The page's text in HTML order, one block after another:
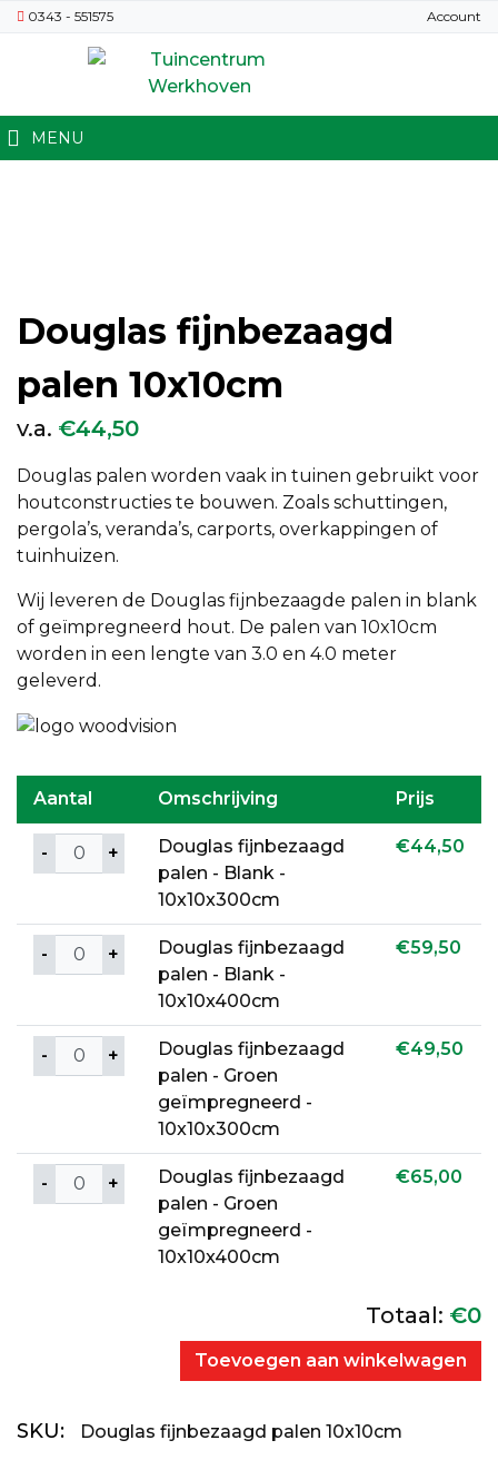
0343 - 551575 Account
MENU
Douglas fijnbezaagd
palen 10x10cm
v.a. €44,50
Douglas palen worden vaak in tuinen gebruikt voor
houtconstructies te bouwen. Zoals schuttingen,
pergola’s, veranda’s, carports, overkappingen of
tuinhuizen.
Wij leveren de Douglas fijnbezaagde palen in blank
of geïmpregneerd hout. De palen van 10x10cm
worden in een lengte van 3.0 en 4.0 meter
geleverd.
Aantal Omschrijving Prijs
Aantal
Douglas fijnbezaagd
palen - Blank -
10x10x300cm
€44,50
Aantal
Douglas fijnbezaagd
palen - Blank -
10x10x400cm
€59,50
Aantal
Douglas fijnbezaagd
palen - Groen
geïmpregneerd -
10x10x300cm
€49,50
Aantal
Douglas fijnbezaagd
palen - Groen
geïmpregneerd -
10x10x400cm
€65,00
Totaal: €0
Toevoegen aan winkelwagen
SKU: Douglas fijnbezaagd palen 10x10cm